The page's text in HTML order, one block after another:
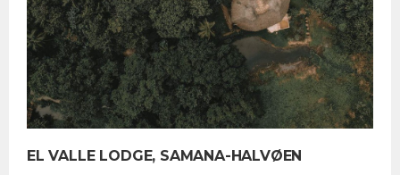
EL VALLE LODGE, SAMANA-HALVØEN